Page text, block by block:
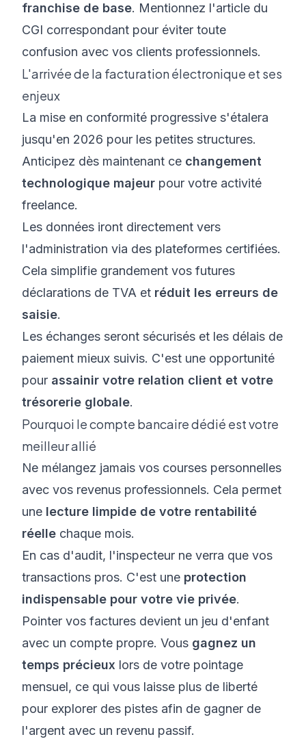
franchise de base. Mentionnez l'article du
CGI correspondant pour éviter toute
confusion avec vos clients professionnels.
L'arrivée de la facturation électronique et ses
enjeux
La mise en conformité progressive s'étalera
jusqu'en 2026 pour les petites structures.
Anticipez dès maintenant ce changement
technologique majeur pour votre activité
freelance.
Les données iront directement vers
l'administration via des plateformes certifiées.
Cela simplifie grandement vos futures
déclarations de TVA et réduit les erreurs de
saisie.
Les échanges seront sécurisés et les délais de
paiement mieux suivis. C'est une opportunité
pour assainir votre relation client et votre
trésorerie globale.
Pourquoi le compte bancaire dédié est votre
meilleur allié
Ne mélangez jamais vos courses personnelles
avec vos revenus professionnels. Cela permet
une lecture limpide de votre rentabilité
réelle chaque mois.
En cas d'audit, l'inspecteur ne verra que vos
transactions pros. C'est une protection
indispensable pour votre vie privée.
Pointer vos factures devient un jeu d'enfant
avec un compte propre. Vous gagnez un
temps précieux lors de votre pointage
mensuel, ce qui vous laisse plus de liberté
pour explorer des pistes afin de gagner de
l'argent avec un revenu passif.